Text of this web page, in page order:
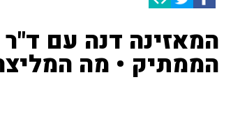
המאזינה דנה עם ד"ר
הממתיק • מה